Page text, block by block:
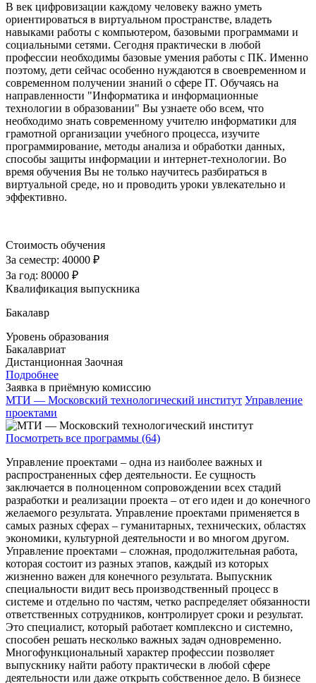
В век цифровизации каждому человеку важно уметь
ориентироваться в виртуальном пространстве, владеть
навыками работы с компьютером, базовыми программами и
социальными сетями. Сегодня практически в любой
профессии необходимы базовые умения работы с ПК. Именно
поэтому, дети сейчас особенно нуждаются в своевременном и
современном получении знаний о сфере IT. Обучаясь на
направленности "Информатика и информационные
технологии в образовании" Вы узнаете обо всем, что
необходимо знать современному учителю информатики для
грамотной организации учебного процесса, изучите
программирование, методы анализа и обработки данных,
способы защиты информации и интернет-технологии. Во
время обучения Вы не только научитесь разбираться в
виртуальной среде, но и проводить уроки увлекательно и
эффективно.
Стоимость обучения
За семестр: 40000 ₽
За год: 80000 ₽
Квалификация выпускника
Бакалавр
Уровень образования
Бакалавриат
Дистанционная Заочная
Подробнее
Заявка в приёмную комиссию
МТИ — Московский технологический институт Управление
проектами
Посмотреть все программы (64)
Управление проектами – одна из наиболее важных и
распространенных сфер деятельности. Ее сущность
заключается в полноценном сопровождении всех стадий
разработки и реализации проекта – от его идеи и до конечного
желаемого результата. Управление проектами применяется в
самых разных сферах – гуманитарных, технических, областях
экономики, культурной деятельности и во многом другом.
Управление проектами – сложная, продолжительная работа,
которая состоит из разных этапов, каждый из которых
жизненно важен для конечного результата. Выпускник
специальности видит весь производственный процесс в
системе и отдельно по частям, четко распределяет обязанности
ответственных сотрудников, контролирует сроки и результат.
Это специалист, который работает комплексно и системно,
способен решать несколько важных задач одновременно.
Многофункциональный характер профессии позволяет
выпускнику найти работу практически в любой сфере
деятельности или даже открыть собственное дело. В бизнесе